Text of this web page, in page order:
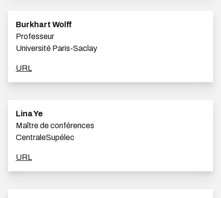
Burkhart Wolff
Professeur
Université Paris-Saclay
URL
Lina Ye
Maître de conférences
CentraleSupélec
URL